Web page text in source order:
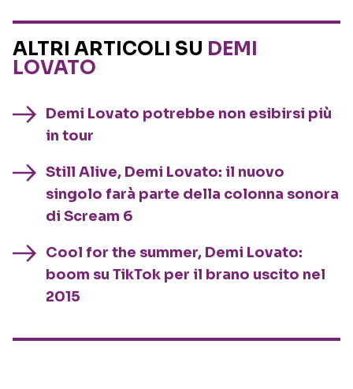
ALTRI ARTICOLI SU DEMI
LOVATO
Demi Lovato potrebbe non esibirsi più
in tour
Still Alive, Demi Lovato: il nuovo
singolo farà parte della colonna sonora
di Scream 6
Cool for the summer, Demi Lovato:
boom su TikTok per il brano uscito nel
2015